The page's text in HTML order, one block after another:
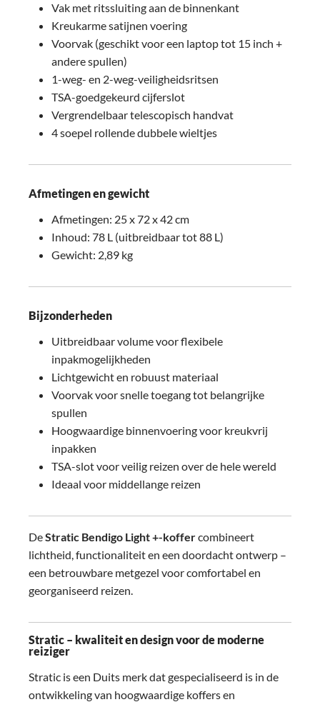
Vak met ritssluiting aan de binnenkant
Kreukarme satijnen voering
Voorvak (geschikt voor een laptop tot 15 inch +
andere spullen)
1-weg- en 2-weg-veiligheidsritsen
TSA-goedgekeurd cijferslot
Vergrendelbaar telescopisch handvat
4 soepel rollende dubbele wieltjes
Afmetingen en gewicht
Afmetingen: 25 x 72 x 42 cm
Inhoud: 78 L (uitbreidbaar tot 88 L)
Gewicht: 2,89 kg
Bijzonderheden
Uitbreidbaar volume voor flexibele
inpakmogelijkheden
Lichtgewicht en robuust materiaal
Voorvak voor snelle toegang tot belangrijke
spullen
Hoogwaardige binnenvoering voor kreukvrij
inpakken
TSA-slot voor veilig reizen over de hele wereld
Ideaal voor middellange reizen
DeStratic Bendigo Light +-koffercombineert
lichtheid, functionaliteit en een doordacht ontwerp –
een betrouwbare metgezel voor comfortabel en
georganiseerd reizen.
Stratic – kwaliteit en design voor de moderne
reiziger
Stratic is een Duits merk dat gespecialiseerd is in de
ontwikkeling van hoogwaardige koffers en